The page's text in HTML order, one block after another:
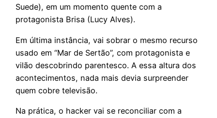
Suede), em um momento quente com a
protagonista Brisa (Lucy Alves).
Em última instância, vai sobrar o mesmo recurso
usado em “Mar de Sertão”, com protagonista e
vilão descobrindo parentesco. A essa altura dos
acontecimentos, nada mais devia surpreender
quem cobre televisão.
Na prática, o hacker vai se reconciliar com a